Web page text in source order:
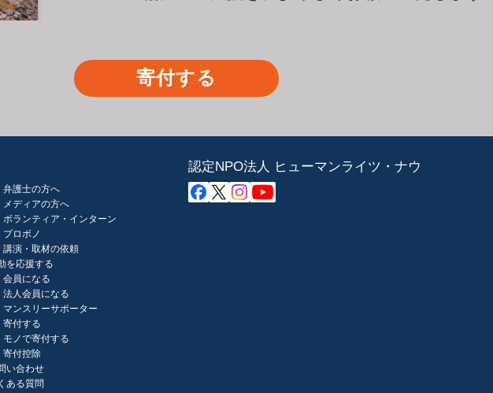
寄付する
弁護士の方へ
メディアの方へ
ボランティア・インターン
プロボノ
講演・取材の依頼
を応援する
会員になる
法人会員になる
マンスリーサポーター
寄付する
モノで寄付する
寄付控除
い合わせ
ある質問
認定NPO法人 ヒューマンライツ・ナウ